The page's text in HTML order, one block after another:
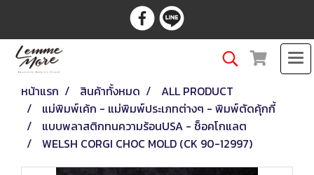
หน้าแรก สินค้าทั้งหมด
ALL PRODUCT
แม่พิมพ์เค้ก - แม่พิมพ์ประเภทต่างๆ - พิมพ์ตัดคุ้กกี้
แบบพลาสติกทนความร้อนUSA - ช็อคโกแลต
WELSH CORGI CHOC MOLD (CK 90-12997)